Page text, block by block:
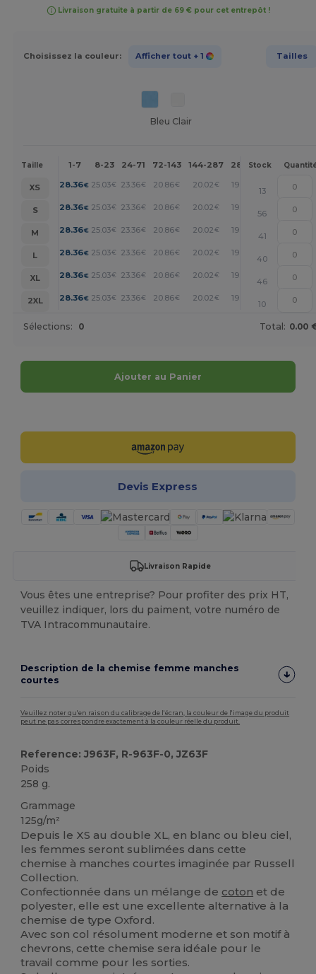
Livraison gratuite à partir de 69 € pour cet entrepôt !
Choisissez la couleur: Afficher tout + 1 Tailles
Bleu Clair
Taille 1-7 8-23 24-71 72-143 144-287 288 + Plus
Stock
XS 28.36€ 25.03€ 23.36€ 20.86€ 20.02€ 19.19
13
S
28.36€ 25.03€ 23.36€ 20.86€ 20.02€ 19.19
56
M
28.36€ 25.03€ 23.36€ 20.86€ 20.02€ 19.19
41
L
28.36€ 25.03€ 23.36€ 20.86€ 20.02€ 19.19 +
40
XL
28.36€ 25.03€ 23.36€ 20.86€ 20.02€ 19.19
46
2XL
28.36€ 25.03€ 23.36€ 20.86€ 20.02€ 19.19
10
Sélections: 0 Total: 0.00
Ajouter au Panier
Devis Express
Livraison Rapide
Vous êtes une entreprise? Pour profiter des prix HT,
veuillez indiquer, lors du paiment, votre numéro de
TVA Intracommunautaire.
Description de la chemise femme manches
courtes
Veuillez noter qu'en raison du calibrage de l'écran, la couleur de l'image du produit
peut ne pas correspondre exactement à la couleur réelle du produit.
Reference: J963F, R-963F-0, JZ63F
Poids
258 g.
Grammage
125g/m²
Depuis le XS au double XL, en blanc ou bleu ciel,
les femmes seront sublimées dans cette
chemise à manches courtes imaginée par Russell
Collection.
Confectionnée dans un mélange de coton et de
polyester, elle est une excellente alternative à la
chemise de type Oxford.
Avec son col résolument moderne et son motif à
chevrons, cette chemise sera idéale pour le
travail comme pour les sorties.